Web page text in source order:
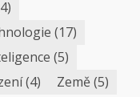
(17)
(5)
(4) Země(5)